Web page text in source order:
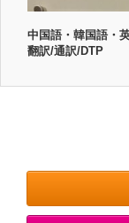
中国語・韓国語・
翻訳/通訳/DTP